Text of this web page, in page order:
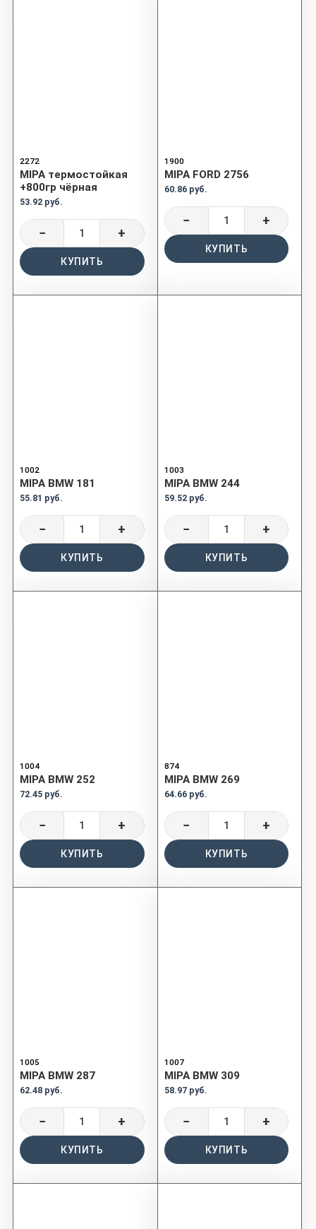
2272
MIPA термостойкая
+800гр чёрная
53.92 руб.
− +
КУПИТЬ
1900
MIPA FORD 2756
60.86 руб.
− +
КУПИТЬ
1002
MIPA BMW 181
55.81 руб.
− +
КУПИТЬ
1003
MIPA BMW 244
59.52 руб.
− +
КУПИТЬ
1004
MIPA BMW 252
72.45 руб.
− +
КУПИТЬ
874
MIPA BMW 269
64.66 руб.
− +
КУПИТЬ
1005
MIPA BMW 287
62.48 руб.
− +
КУПИТЬ
1007
MIPA BMW 309
58.97 руб.
− +
КУПИТЬ